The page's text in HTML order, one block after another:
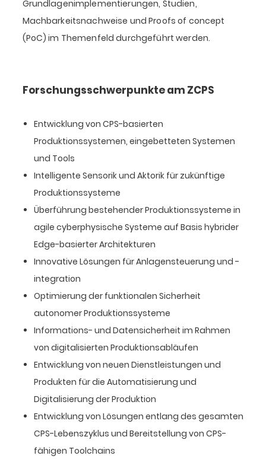
Grundlagenimplementierungen, Studien,
Machbarkeitsnachweise und Proofs of concept
(PoC) im Themenfeld durchgeführt werden.
Forschungsschwerpunkte am ZCPS
Entwicklung von CPS-basierten
Produktionssystemen, eingebetteten Systemen
und Tools
Intelligente Sensorik und Aktorik für zukünftige
Produktionssysteme
Überführung bestehender Produktionssysteme in
agile cyberphysische Systeme auf Basis hybrider
Edge-basierter Architekturen
Innovative Lösungen für Anlagensteuerung und -
integration
Optimierung der funktionalen Sicherheit
autonomer Produktionssysteme
Informations- und Datensicherheit im Rahmen
von digitalisierten Produktionsabläufen
Entwicklung von neuen Dienstleistungen und
Produkten für die Automatisierung und
Digitalisierung der Produktion
Entwicklung von Lösungen entlang des gesamten
CPS-Lebenszyklus und Bereitstellung von CPS-
fähigen Toolchains